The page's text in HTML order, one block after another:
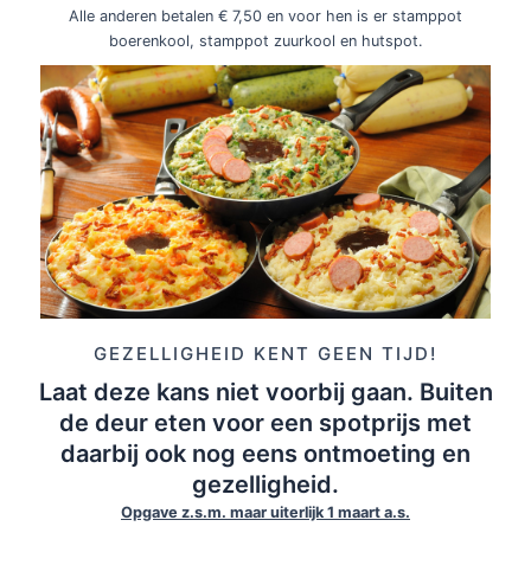
Alle anderen betalen € 7,50 en voor hen is er stamppot
boerenkool, stamppot zuurkool en hutspot.
GEZELLIGHEID KENT GEEN TIJD!
Laat deze kans niet voorbij gaan. Buiten
de deur eten voor een spotprijs met
daarbij ook nog eens ontmoeting en
gezelligheid.
Opgave z.s.m. maar uiterlijk 1 maart a.s.